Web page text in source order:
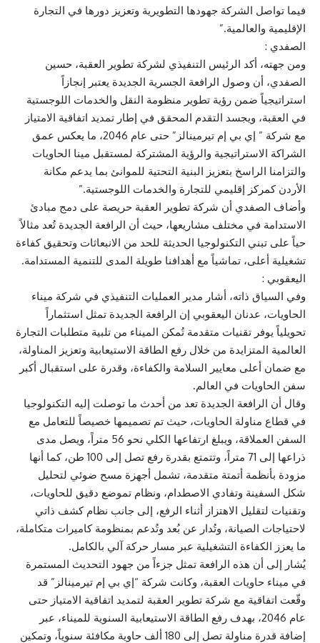
فيما تواصل الشركة جهودها التطويرية وتعزيز دورها في التجارة
الإقليمية والعالمية.”
الصفدي :
ومن جهته، أكد الرئيس التنفيذي لشركة تطوير العقبة، حسين
الصفدي، أن وصول الرافعة الجسرية الجديدة يعتبر إنجازاً
استراتيجياً ضمن رؤية تطوير منظومة النقل والخدمات اللوجستية
في العقبة، ويجسد التقدم المحقق في إطار تمديد اتفاقية الامتياز
مع شركة ” إي بي إم تيرمينالز” حتى عام 2046، ما يعكس عمق
الشراكة الاستراتيجية والرؤية المشتركة لمستقبل مينا الحاويات
والتزامنا الراسخ بتعزيز البنية التحتية للموانئ بما يدعم مكانة
الأردن كمركز إقليمي للتجارة والخدمات اللوجستية.”
وأضاف الصفدي أن شركة تطوير العقبة حريصة على دمج مبادئ
الاستدامة في مختلف مشاريعها، حيث أن الرافعة الجديدة تُعد مثالاً
حياً على تبني التكنولوجيا الحديثة للحد من الانبعاثات وتحقيق كفاءة
تشغيلية أعلى، تماشياً مع أهدافنا طويلة المدى للتنمية المستدامة.
اليعقوبي :
وفي السياق ذاته، أشار مدير العمليات التنفيذي في شركة ميناء
الحاويات، عدنان اليعقوبي إن الرافعة الجديدة تمثل استثماراً
تحويلياً يوفر تقنيات متقدمة تُمكن الميناء من تلبية متطلبات التجارة
العالمية المتزايدة من خلال رفع الطاقة الاستيعابية وتعزيز المناولة،
مع ضمان أعلى معايير السلامة والكفاءة، وقدرة على استقبال أكبر
سفن الحاويات في العالم.
وقال أن الرافعة الجديدة تعد من أحدث ما توصلت إليه التكنولوجيا
في قطاع مناولة الحاويات، حيث تم تصميمها خصيصاً للتعامل مع
السفن العملاقة، ويبلغ ارتفاعها الكلي نحو 56 متراً، ويصل مدى
ذراعها إلى 71 متراً، وتتمتع بقدرة رفع تصل إلى 100 طن، كما أنها
مزودة بأنظمة أتمتة متقدمة، تشمل أجهزة مسح ضوئي لتحليل
شكل السفينة وتفادي الاصطدام، ونظام تموضع دقيق للحاويات،
وتقنيات لتقليل الاهتزاز أثناء الرفع، إلى جانب نظام كشف ذاتي
لاحتياجات الصيانة، وتُدار عن بُعد وتُدعم بمنظومة كاميرات متكاملة،
ما يعزز الكفاءة التشغيلية عبر مسار حركة آلي بالكامل.
يُشار إلى أن هذه الرافعة تمثل جزءاً من جهود التحديث المستمرة
في ميناء حاويات العقبة، وكانت شركة “إي بي إم تيرمينالز” قد
وقّعت اتفاقية مع شركة تطوير العقبة لتمديد اتفاقية الامتياز حتى
عام 2046، بهدف رفع الطاقة الاستيعابية السنوية للميناء، عبر
إضافة قدرة مناولة تصل إلى 180 ألف حاوية مكافئة سنوياً، وتمكين